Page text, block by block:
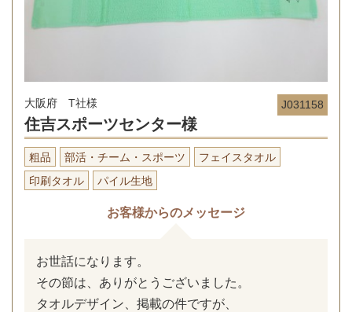
J031158
大阪府 T社様
住吉スポーツセンター様
粗品 部活・チーム・スポーツ
フェイスタオル
印刷タオル
パイル生地
お客様からのメッセージ
お世話になります。
その節は、ありがとうございました。
タオルデザイン、掲載の件ですが、